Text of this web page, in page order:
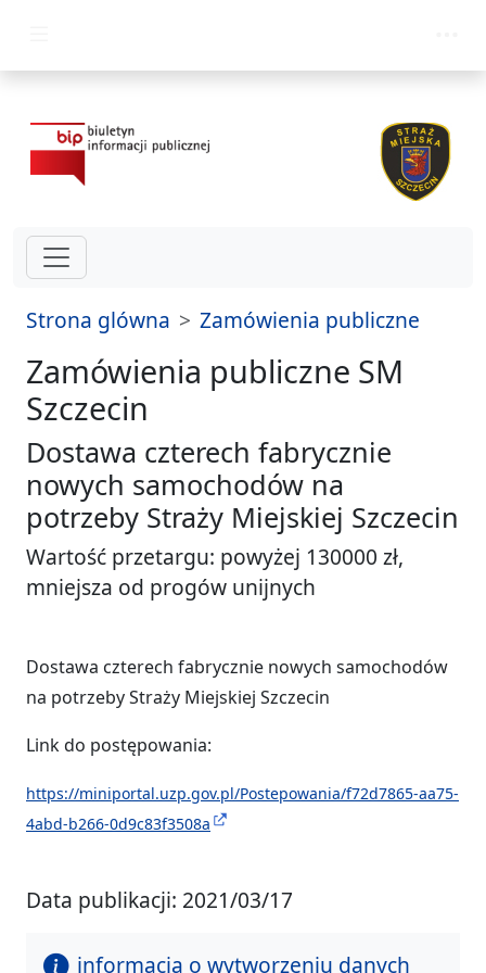
Strona glówna Zamówienia publiczne
Zamówienia publiczne SM
Szczecin
Dostawa czterech fabrycznie
nowych samochodów na
potrzeby Straży Miejskiej Szczecin
Wartość przetargu: powyżej 130000 zł,
mniejsza od progów unijnych
Dostawa czterech fabrycznie nowych samochodów
na potrzeby Straży Miejskiej Szczecin
Link do postępowania:
https://miniportal.uzp.gov.pl/Postepowania/f72d7865-aa75-
4abd-b266-0d9c83f3508a
Data publikacji: 2021/03/17
informacja o wytworzeniu danych